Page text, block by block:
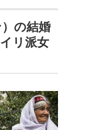
の結婚
リ派女